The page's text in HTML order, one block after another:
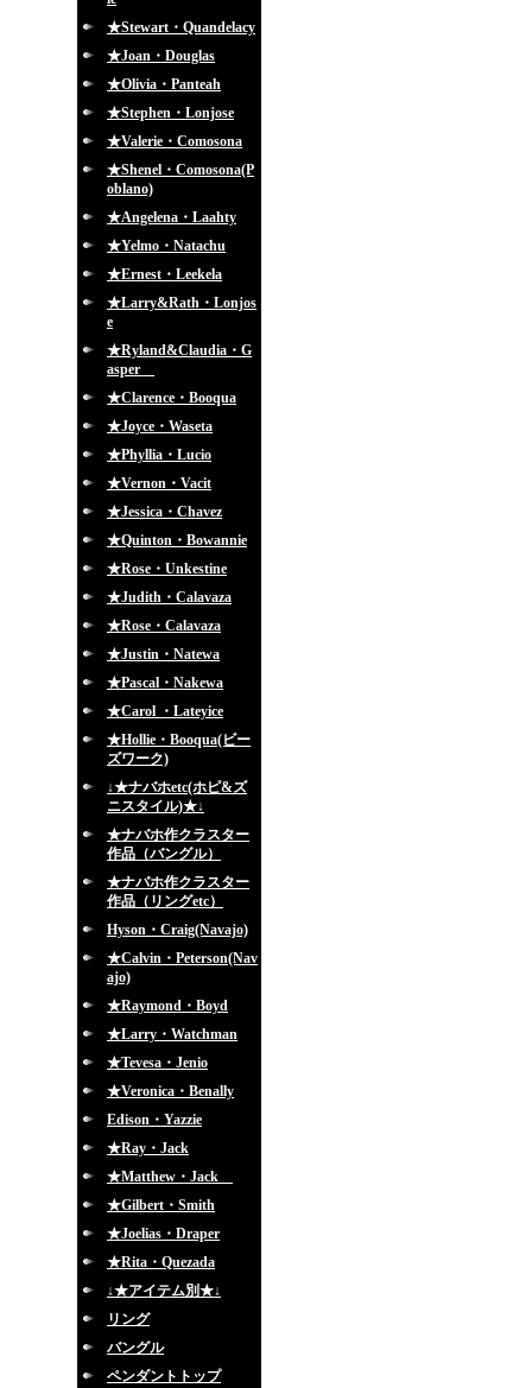
★Stewart・Quandelacy
★Joan・Douglas
★Olivia・Panteah
★Stephen・Lonjose
★Valerie・Comosona
★Shenel・Comosona(P
oblano)
★Angelena・Laahty
★Yelmo・Natachu
★Ernest・Leekela
★Larry&Rath・Lonjos
e
★Ryland&Claudia・G
asper
★Clarence・Booqua
★Joyce・Waseta
★Phyllia・Lucio
★Vernon・Vacit
★Jessica・Chavez
★Quinton・Bowannie
★Rose・Unkestine
★Judith・Calavaza
★Rose・Calavaza
★Justin・Natewa
★Pascal・Nakewa
★Carol ・Lateyice
★Hollie・Booqua(ビー
ズワーク)
↓★ナバホetc(ホピ&ズ
ニスタイル)★↓
★ナバホ作クラスター
作品（バングル）
★ナバホ作クラスター
作品（リングetc）
Hyson・Craig(Navajo)
★Calvin・Peterson(Nav
ajo)
★Raymond・Boyd
★Larry・Watchman
★Tevesa・Jenio
★Veronica・Benally
Edison・Yazzie
★Ray・Jack
★Matthew・Jack
★Gilbert・Smith
★Joelias・Draper
★Rita・Quezada
↓★アイテム別★↓
リング
バングル
ペンダントトップ